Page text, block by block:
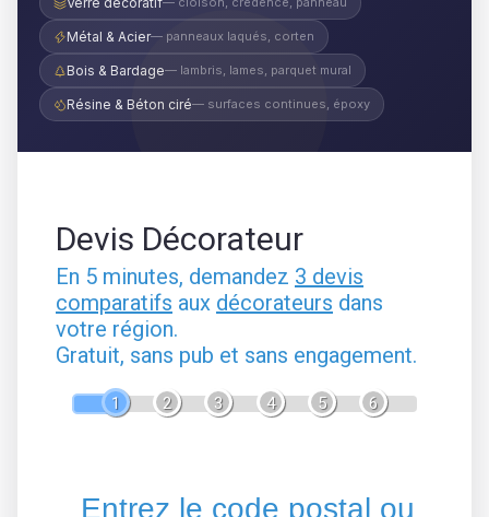
Métal & Acier— panneaux laqués, corten
Bois & Bardage— lambris, lames, parquet mural
Résine & Béton ciré— surfaces continues, époxy
Devis Décorateur
En 5 minutes, demandez 3 devis
comparatifs aux décorateurs dans
votre région.
Gratuit, sans pub et sans engagement.
1 2 3 4 5 6
Entrez le code postal ou